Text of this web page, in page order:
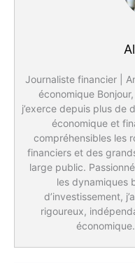
Journaliste financier |
économique
j’exerce depuis plus de
économique et
compréhensibles les
financiers et des
large public.
les dynamiques
d’investissement,
rigoureux,